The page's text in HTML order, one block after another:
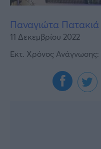
Παναγιώτα Πατακιά
11 Δεκεμβρίου 2022
Εκτ. Χρόνος Ανάγνωσης: